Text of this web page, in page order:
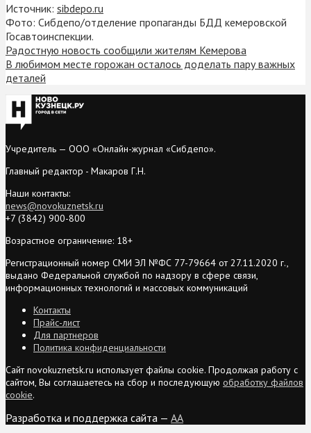
Источник: sibdepo.ru
Фото: Сибдепо/отделение пропаганды БДД кемеровской
Госавтоинспекции.
Радостную новость сообщили жителям Кемерова
В любимом месте горожан осталось доделать пару важных
деталей
Учредитель — ООО «Онлайн-журнал «Сибдепо».
Главный редактор - Макаров Г.Н.
Наши контакты:
news@novokuznetsk.ru
+7 (3842) 900-800
Возрастное ограничение: 18+
Регистрационный номер СМИ ЭЛ №ФС 77-79664 от 27.11.2020 г.,
выдано Федеральной службой по надзору в сфере связи,
информационных технологий и массовых коммуникаций
Контакты
Прайс-лист
Для партнеров
Политика конфиденциальности
Сайт novokuznetsk.ru использует файлы cookie. Продолжая работу с
сайтом, Вы соглашаетесь на сбор и последующую обработку файлов
cookie.
Разработка и поддержка сайта — AA